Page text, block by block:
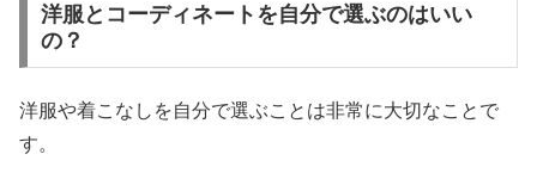
洋服とコーディネートを自分で選ぶのはいい
の？
洋服や着こなしを自分で選ぶことは非常に大切なことで
す。